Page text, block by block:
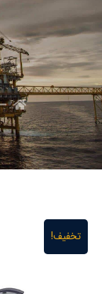
تخفیف!